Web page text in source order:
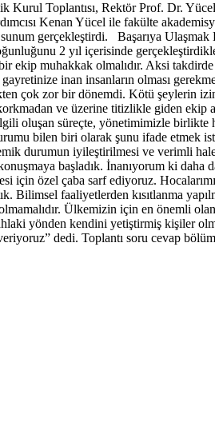
Toplantısı, Rektör Prof. Dr.
Kenan Yücel ile fakülte
gerçekleştirdi. Başarıya
2 yıl içerisinde
muhakkak olmalıdır. Aksi takdirde
inan insanların olması
çok zor bir dönemdi. Kötü
ve üzerine titizlikle giden ekip
oluşan süreçte, yönetimimizle
bilen biri olarak şunu ifade
iyileştirilmesi ve verimli hale
başladık. İnanıyorum ki
için özel çaba sarf ediyoruz.
Bilimsel faaliyetlerden kısıtlanma
Ülkemizin için en önemli
yönden kendini yetiştirmiş kişiler
dedi. Toplantı soru cevap